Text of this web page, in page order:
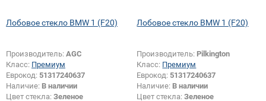
Лобовое стекло BMW 1 (F20)
Производитель: AGC
Класс: Премиум
Еврокод: 51317240637
Наличие: В наличии
Цвет стекла: Зеленое
Лобовое стекло BMW 1 (F20)
Производитель: Pilkington
Класс: Премиум
Еврокод: 51317240637
Наличие: В наличии
Цвет стекла:Зеленое